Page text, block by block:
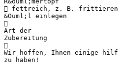
 fettreich, z. B.
&Ouml;l einlegen

Art der
Zubereitung

Wir hoffen, Ihnen einige
zu haben!